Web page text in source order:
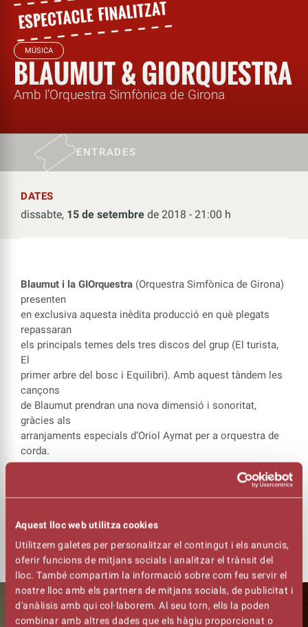
Aquest lloc web utilitza cookies
Utilitzem galetes per personalitzar el contingut i els anuncis,
oferir funcions de mitjans socials i analitzar el trànsit del
lloc. També compartim la informació sobre com feu servir el
nostre lloc amb els partners de mitjans socials, de publicitat i
d'anàlisis amb qui col·laborem. Al seu torn, ells la poden
combinar amb altres dades que els hàgiu proporcionat o
MÚSICA
BLAUMUT & GIORQUESTRA
Amb l’Orquestra Simfònica de Girona
ENTRADES
DATES
dissabte, 15 de setembre de 2018 - 21:00 h
Blaumut i la GIOrquestra (Orquestra Simfònica de Girona)
presenten
en exclusiva aquesta inèdita producció en què plegats
repassaran
els principals temes dels tres discos del grup (El turista,
El
primer arbre del bosc i Equilibri). Amb aquest tàndem les
cançons
de Blaumut prendran una nova dimensió i sonoritat,
gràcies als
arranjaments especials d’Oriol Aymat per a orquestra de
corda.
torna al teatre Kursaal després que l’any passat
càlida acollida.